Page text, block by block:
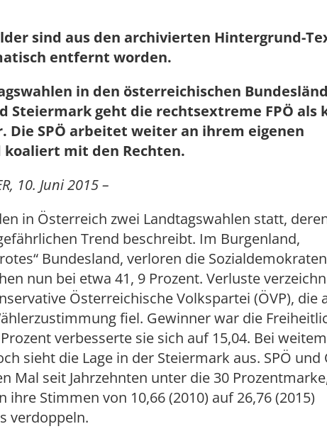
sind aus den archivierten Hintergrund-
entfernt worden.
in den österreichischen
Steiermark geht die rechtsextreme FPÖ als
Die SPÖ arbeitet weiter an ihrem eigenen
koaliert mit den Rechten.
10. Juni 2015 –
in Österreich zwei Landtagswahlen statt,
Trend beschreibt. Im Burgenland,
Bundesland, verloren die
nun bei etwa 41, 9 Prozent. Verluste
Österreichische Volkspartei (ÖVP), die
fiel. Gewinner war die
verbesserte sie sich auf 15,04. Bei weitem
sieht die Lage in der Steiermark aus. SPÖ und
Mal seit Jahrzehnten unter die 30
ihre Stimmen von 10,66 (2010) auf 26,76 (2015)
verdoppeln.